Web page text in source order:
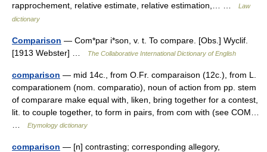
rapprochement, relative estimate, relative estimation,… …
Law
dictionary
Comparison — Com*par i*son, v. t. To compare. [Obs.] Wyclif.
[1913 Webster] …
The Collaborative International Dictionary of English
comparison — mid 14c., from O.Fr. comparaison (12c.), from L.
comparationem (nom. comparatio), noun of action from pp. stem
of comparare make equal with, liken, bring together for a contest,
lit. to couple together, to form in pairs, from com with (see COM…
Etymology dictionary
comparison — [n] contrasting; corresponding allegory,